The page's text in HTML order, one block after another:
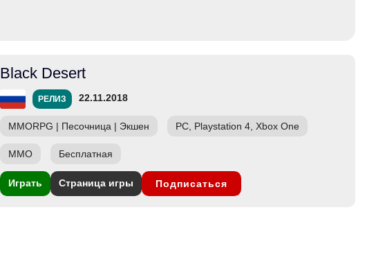
Black Desert
РЕЛИЗ 22.11.2018
MMORPG | Песочница | Экшен PC, Playstation 4, Xbox One
ММО Бесплатная
Играть Страница игры Подписаться